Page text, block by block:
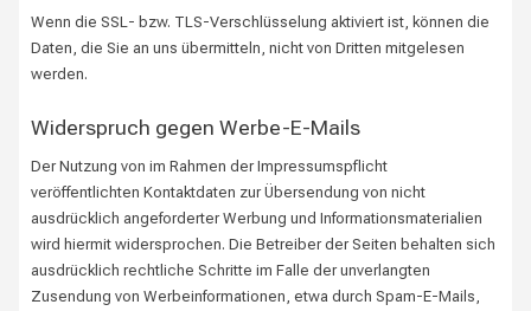
Wenn die SSL- bzw. TLS-Verschlüsselung aktiviert ist, können die
Daten, die Sie an uns übermitteln, nicht von Dritten mitgelesen
werden.
Widerspruch gegen Werbe-E-Mails
Der Nutzung von im Rahmen der Impressumspflicht
veröffentlichten Kontaktdaten zur Übersendung von nicht
ausdrücklich angeforderter Werbung und Informationsmaterialien
wird hiermit widersprochen. Die Betreiber der Seiten behalten sich
ausdrücklich rechtliche Schritte im Falle der unverlangten
Zusendung von Werbeinformationen, etwa durch Spam-E-Mails,